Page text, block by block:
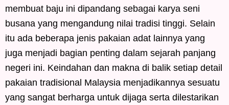
membuat baju ini dipandang sebagai karya seni
busana yang mengandung nilai tradisi tinggi. Selain
itu ada beberapa jenis pakaian adat lainnya yang
juga menjadi bagian penting dalam sejarah panjang
negeri ini. Keindahan dan makna di balik setiap detail
pakaian tradisional Malaysia menjadikannya sesuatu
yang sangat berharga untuk dijaga serta dilestarikan